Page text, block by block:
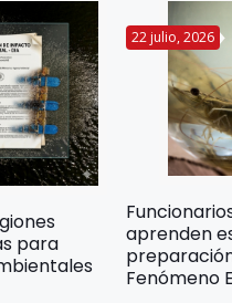
para
22 julio, 2026
aprenden
Fenómeno